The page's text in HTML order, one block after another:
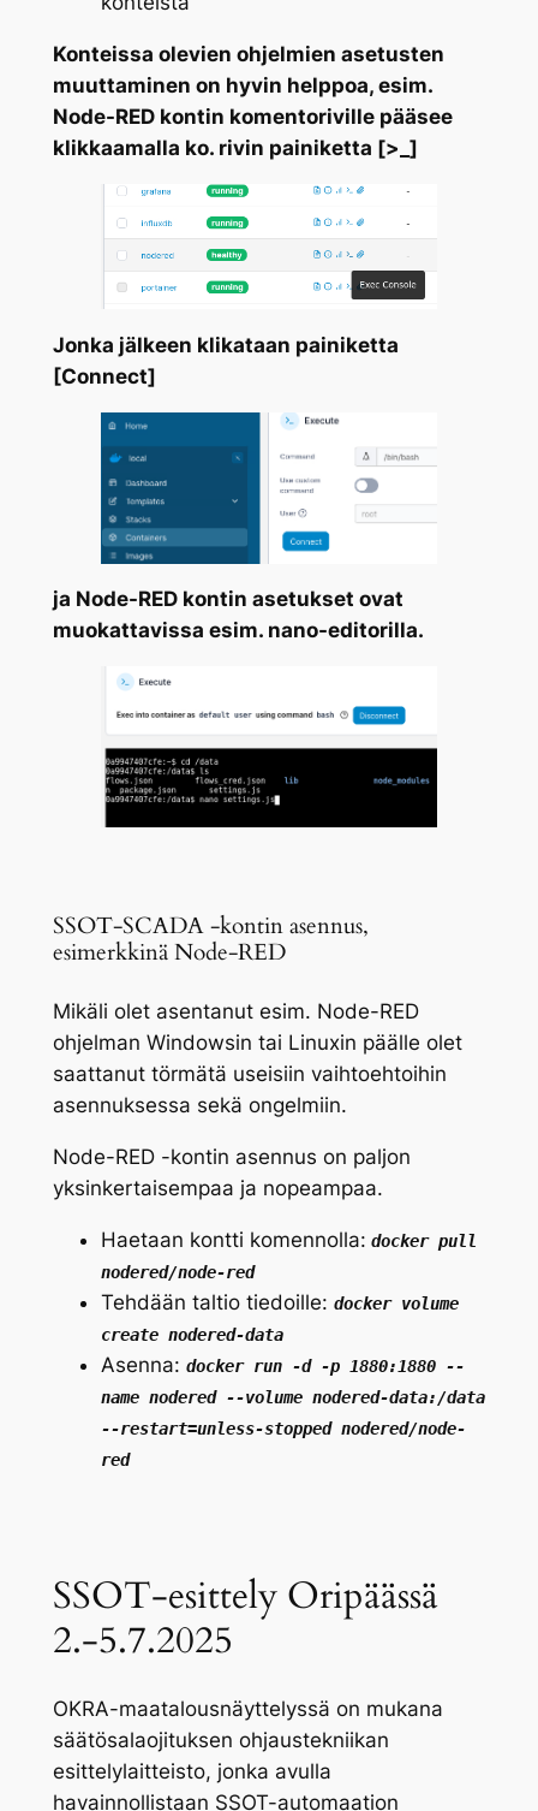
Konteissa olevien ohjelmien asetusten
muuttaminen on hyvin helppoa, esim.
Node-RED kontin komentoriville pääsee
klikkaamalla ko. rivin painiketta [>_]
Jonka jälkeen klikataan painiketta
[Connect]
ja Node-RED kontin asetukset ovat
muokattavissa esim. nano-editorilla.
SSOT-SCADA -kontin asennus,
esimerkkinä Node-RED
Mikäli olet asentanut esim. Node-RED
ohjelman Windowsin tai Linuxin päälle olet
saattanut törmätä useisiin vaihtoehtoihin
asennuksessa sekä ongelmiin.
Node-RED -kontin asennus on paljon
yksinkertaisempaa ja nopeampaa.
Haetaan kontti komennolla: docker pull
nodered/node-red
Tehdään taltio tiedoille: docker volume
create nodered-data
Asenna: docker run -d -p 1880:1880 --
name nodered --volume nodered-data:/data
--restart=unless-stopped nodered/node-
red
SSOT-esittely Oripäässä
2.-5.7.2025
OKRA-maatalousnäyttelyssä on mukana
säätösalaojituksen ohjaustekniikan
esittelylaitteisto, jonka avulla
havainnollistaan SSOT-automaation